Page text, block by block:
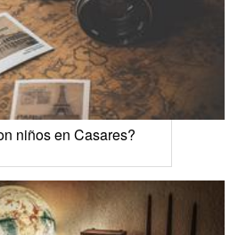
niños en Casares?